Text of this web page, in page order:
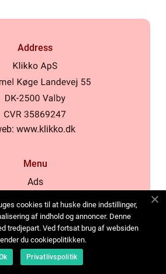
Address
www.klikko.dk
Menu
Ads
Cookies
Contact
Sitemap
cookies til at huske dine indstillinger,
af indhold og annoncer. Denne
tredjepart. Ved fortsat brug af websiden
du cookiepolitikken.
Privatlivspolitik